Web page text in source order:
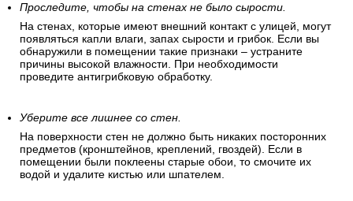
Проследите, чтобы на стенах не было сырости.
На стенах, которые имеют внешний контакт с улицей, могут
появляться капли влаги, запах сырости и грибок. Если вы
обнаружили в помещении такие признаки – устраните
причины высокой влажности. При необходимости
проведите антигрибковую обработку.
Уберите все лишнее со стен.
На поверхности стен не должно быть никаких посторонних
предметов (кронштейнов, креплений, гвоздей). Если в
помещении были поклеены старые обои, то смочите их
водой и удалите кистью или шпателем.